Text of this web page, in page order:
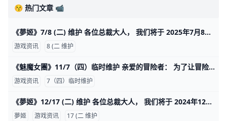
😚 热门文章 📹
《夢姬》7/8 (二) 维护 各位总裁大人， 我们将于 2025年7月8日（周二）10:00（GMT+8）进行维护更新， 预计于14:00（GMT+8）完成维护过程，请耐心等候
游戏资讯 8 (二 维护
《魅魔女團》11/7（四）临时维护 亲爱的冒险者： 为了让冒险者们有更好的游戏体验， 我们将于 11 月 07 日（星期五）16:00 - 17:00 进行线上更新。 维护期间将暂时无法登入游戏。 本次调整内容
游戏资讯 7（四）临时维护
《夢姬》12/17 (二) 维护 各位总裁大人， 我们将于 2024年12月17日(二) 10:00 (GMT+8) 进行维护更新， 预计于12:00 (GMT+8) 完成维护过程，请耐心等候。 期间玩家将无法登入及进行游戏
夢姬 游戏资讯 17 (二 维护